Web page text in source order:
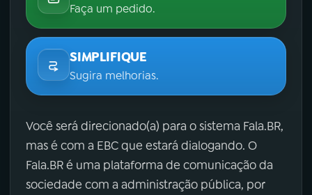
Faça um pedido.
SIMPLIFIQUE
Sugira melhorias.
Você será direcionado(a) para o sistema Fala.BR,
mas é com a EBC que estará dialogando. O
Fala.BR é uma plataforma de comunicação da
sociedade com a administração pública, por